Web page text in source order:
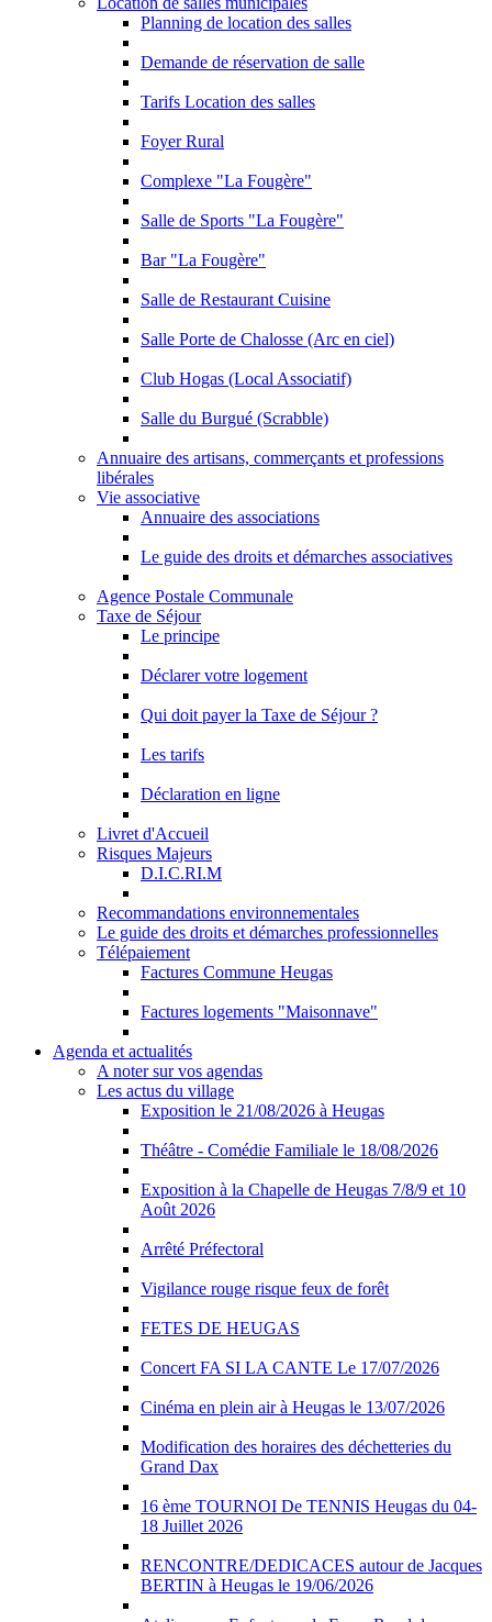
Planning de location des salles
Demande de réservation de salle
Tarifs Location des salles
Foyer Rural
Complexe "La Fougère"
Salle de Sports "La Fougère"
Bar "La Fougère"
Salle de Restaurant Cuisine
Salle Porte de Chalosse (Arc en ciel)
Club Hogas (Local Associatif)
Salle du Burgué (Scrabble)
Annuaire des artisans, commerçants et professions
libérales
Vie associative
Annuaire des associations
Le guide des droits et démarches associatives
Agence Postale Communale
Taxe de Séjour
Le principe
Déclarer votre logement
Qui doit payer la Taxe de Séjour ?
Les tarifs
Déclaration en ligne
Livret d'Accueil
Risques Majeurs
D.I.C.RI.M
Recommandations environnementales
Le guide des droits et démarches professionnelles
Télépaiement
Factures Commune Heugas
Factures logements "Maisonnave"
Agenda et actualités
A noter sur vos agendas
Les actus du village
Exposition le 21/08/2026 à Heugas
Théâtre - Comédie Familiale le 18/08/2026
Exposition à la Chapelle de Heugas 7/8/9 et 10
Août 2026
Arrêté Préfectoral
Vigilance rouge risque feux de forêt
FETES DE HEUGAS
Concert FA SI LA CANTE Le 17/07/2026
Cinéma en plein air à Heugas le 13/07/2026
Modification des horaires des déchetteries du
Grand Dax
16 ème TOURNOI De TENNIS Heugas du 04-
18 Juillet 2026
RENCONTRE/DEDICACES autour de Jacques
BERTIN à Heugas le 19/06/2026